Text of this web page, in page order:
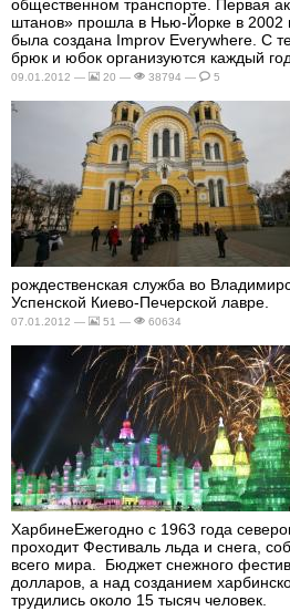
общественном транспорте. Первая
штанов» прошла в Нью-Йорке в 2002
была создана Improv Everywhere. С
брюк и юбок организуются каждый
09.01.2012 — 20 — 38794 — 5
рождественская служба во
Успенской Киево-Печерской лавре.
07.01.2012 — 51 — 60634
ХарбинеЕжегодно с 1963 года
проходит Фестиваль льда и снега,
всего мира. Бюджет снежного
долларов, а над созданием
трудились около 15 тысяч человек.